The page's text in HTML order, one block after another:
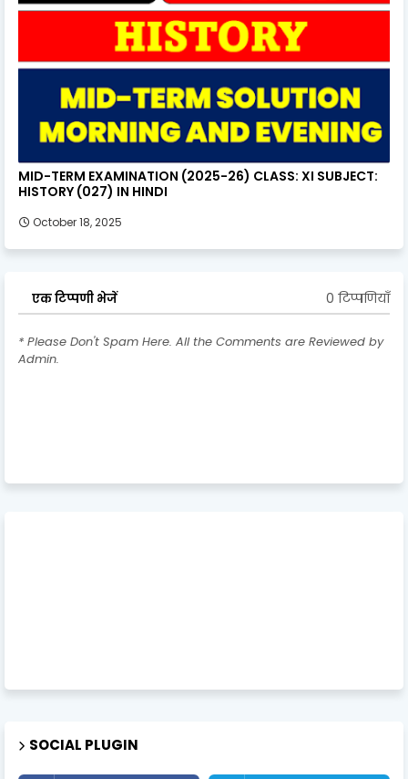
MID-TERM EXAMINATION (2025-26) CLASS: XI SUBJECT:
HISTORY (027) IN HINDI
October 18, 2025
एक टिप्पणी भेजें 0 टिप्पणियाँ
* Please Don't Spam Here. All the Comments are Reviewed by
Admin.
SOCIAL PLUGIN